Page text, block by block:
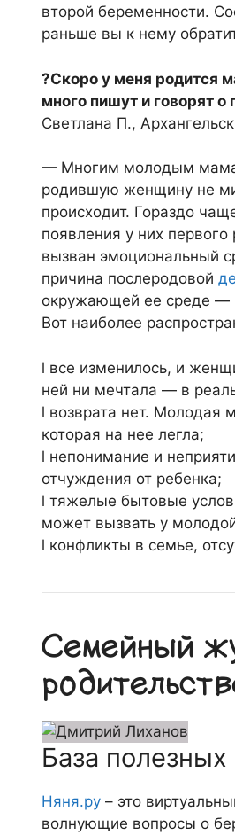
второй беременности.
раньше вы к нему
?Скоро у меня родится
много пишут и говорят
Светлана П., Архангельск
— Многим молодым
родившую женщину не
происходит. Гораздо
появления у них
вызван эмоциональный
причина послеродовой
окружающей ее среде —
Вот наиболее
l все изменилось, и
ней ни мечтала — в
l возврата нет. Молодая
которая на нее легла;
l непонимание и
отчуждения от ребенка;
l тяжелые бытовые
может вызвать у
l конфликты в семье,
Семейный
База
Няня.ру – это
волнующие вопросы о